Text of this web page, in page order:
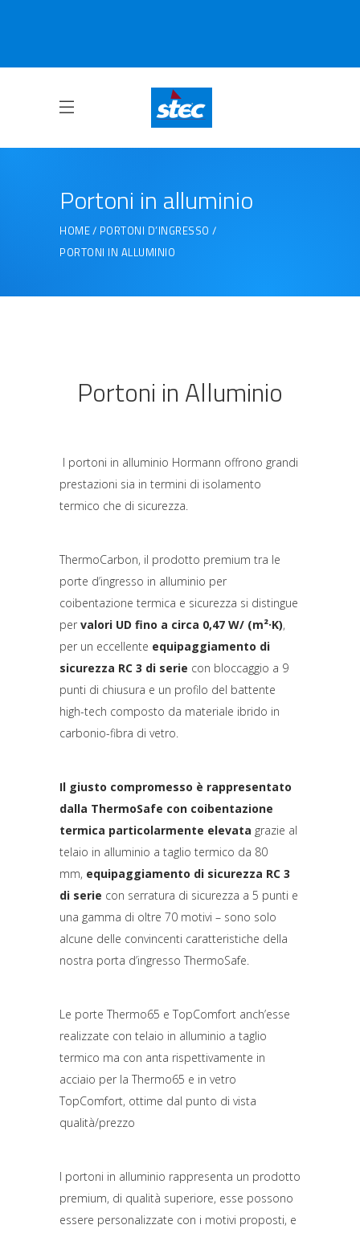
Portoni in alluminio
HOME
PORTONI D’INGRESSO
PORTONI IN ALLUMINIO
Portoni in Alluminio
I portoni in alluminio Hormann offrono grandi
prestazioni sia in termini di isolamento
termico che di sicurezza.
ThermoCarbon, il prodotto premium tra le
porte d’ingresso in alluminio per
coibentazione termica e sicurezza si distingue
per valori UD fino a circa 0,47 W/ (m²·K),
per un eccellente equipaggiamento di
sicurezza RC 3 di serie con bloccaggio a 9
punti di chiusura e un profilo del battente
high-tech composto da materiale ibrido in
carbonio-fibra di vetro.
Il giusto compromesso è rappresentato
dalla ThermoSafe con coibentazione
termica particolarmente elevata grazie al
telaio in alluminio a taglio termico da 80
mm, equipaggiamento di sicurezza RC 3
di serie con serratura di sicurezza a 5 punti e
una gamma di oltre 70 motivi – sono solo
alcune delle convincenti caratteristiche della
nostra porta d’ingresso ThermoSafe.
Le porte Thermo65 e TopComfort anch’esse
realizzate con telaio in alluminio a taglio
termico ma con anta rispettivamente in
acciaio per la Thermo65 e in vetro
TopComfort, ottime dal punto di vista
qualità/prezzo
I portoni in alluminio rappresenta un prodotto
premium, di qualità superiore, esse possono
essere personalizzate con i motivi proposti, e